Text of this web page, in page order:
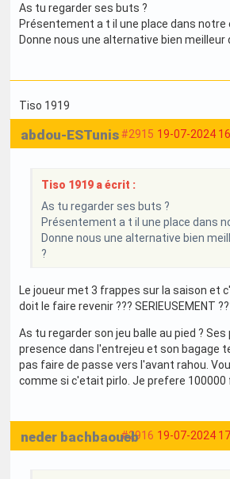
As tu regarder ses buts ?
Présentement a t il une place dans
Donne nous une alternative bien meilleur
Tiso 1919
#2915 19-07-2024
abdou-ESTunis
Tiso 1919 a écrit :
As tu regarder ses buts ?
Présentement a t il une place dans
Donne nous une alternative bien
?
Le joueur met 3 frappes sur la saison et
doit le faire revenir ??? SERIEUSEMENT
As tu regarder son jeu balle au pied ? Ses
presence dans l'entrejeu et son bagage
pas faire de passe vers l'avant rahou.
comme si c'etait pirlo. Je prefere 100000
#2916 19-07-2024
neder bachbaoueb